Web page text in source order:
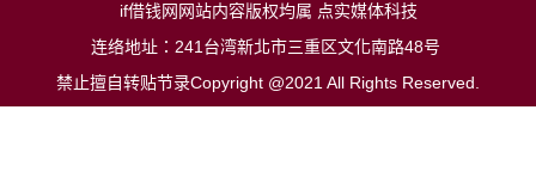
if借钱网网站内容版权均属 点实媒体科技
连络地址：241台湾新北市三重区文化南路48号
禁止擅自转贴节录Copyright @2021 All Rights Reserved.